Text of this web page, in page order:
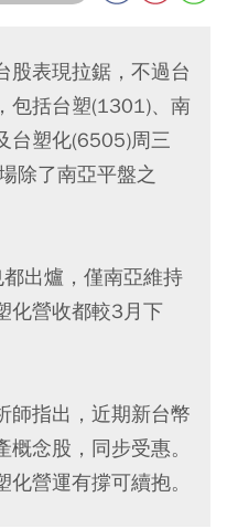
股表現拉鋸，不過台
包括台塑(1301)、南
台塑化(6505)周三
除了南亞平盤之
出爐，僅南亞維持
化營收都較3月下
師指出，近期新台幣
念股，同步受惠。
營運有撐可續抱。